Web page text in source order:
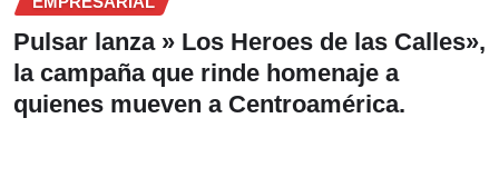
Pulsar lanza » Los Heroes de las Calles»,
la campaña que rinde homenaje a
quienes mueven a Centroamérica.